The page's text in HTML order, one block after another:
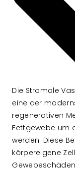
Die Stromale
eine der
regenerativen
Fettgewebe um
werden. Diese
körpereigene